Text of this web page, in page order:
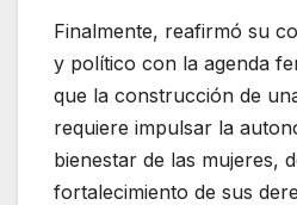
Finalmente, reafirmó su
y político con la agenda
que la construcción de
requiere impulsar la
bienestar de las mujeres,
fortalecimiento de sus